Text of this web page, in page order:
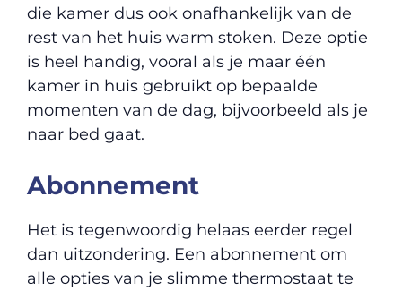
die kamer dus ook onafhankelijk van de
rest van het huis warm stoken. Deze optie
is heel handig, vooral als je maar één
kamer in huis gebruikt op bepaalde
momenten van de dag, bijvoorbeeld als je
naar bed gaat.
Abonnement
Het is tegenwoordig helaas eerder regel
dan uitzondering. Een abonnement om
alle opties van je slimme thermostaat te